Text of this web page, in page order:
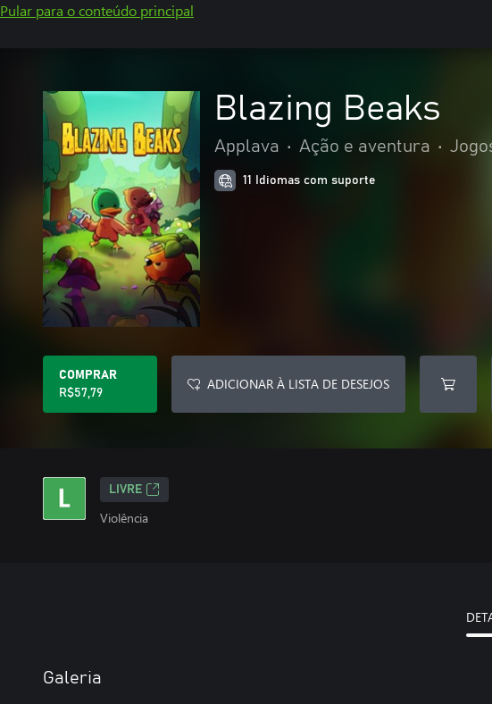
Pular para o conteúdo principal
Blazing Beaks
Applava • Ação e aventura •
11 Idiomas com suporte
COMPRAR
R$57,79
ADICIONAR À LISTA DE DESEJOS
LIVRE
Violência
Galeria